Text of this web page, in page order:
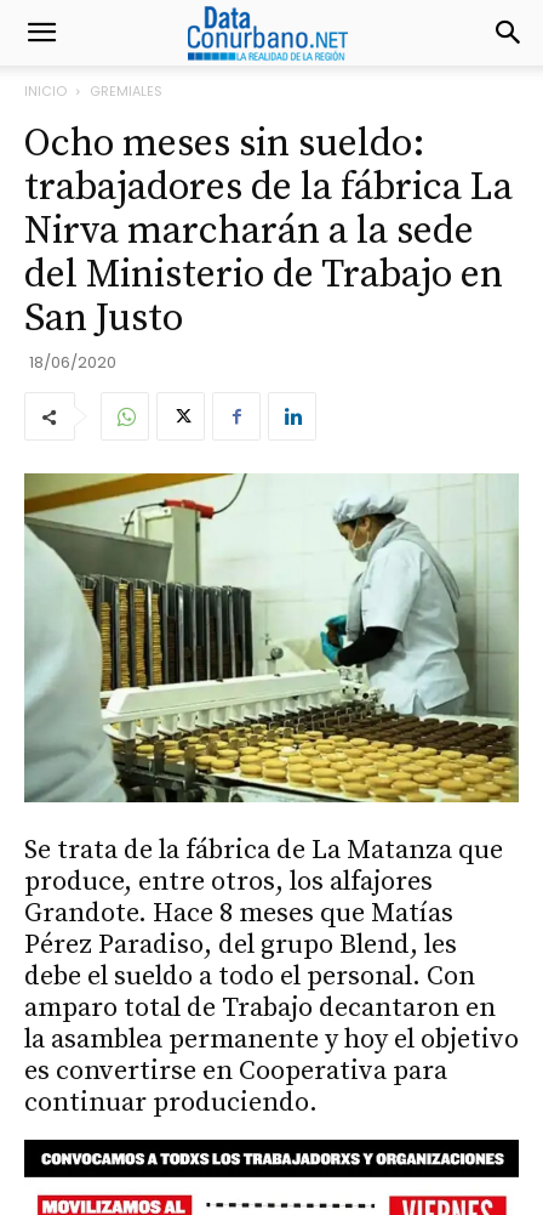
INICIO GREMIALES
Ocho meses sin sueldo:
trabajadores de la fábrica La
Nirva marcharán a la sede
del Ministerio de Trabajo en
San Justo
18/06/2020
Se trata de la fábrica de La Matanza que
produce, entre otros, los alfajores
Grandote. Hace 8 meses que Matías
Pérez Paradiso, del grupo Blend, les
debe el sueldo a todo el personal. Con
amparo total de Trabajo decantaron en
la asamblea permanente y hoy el objetivo
es convertirse en Cooperativa para
continuar produciendo.